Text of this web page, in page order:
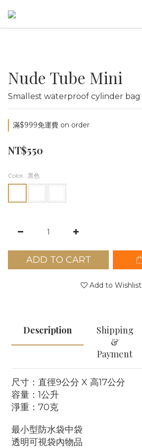
Nude Tube Mini
Smallest waterproof cylinder bag
滿$999免運費 on order
NT$550
Color : 黑色
ADD TO CART
Add to Wishlist
Description
Shipping
&
Payment
尺寸：直徑9公分 X 高17公分
容量：1公升
淨重：70克
最小型防水袋中袋
透明可視袋內物品